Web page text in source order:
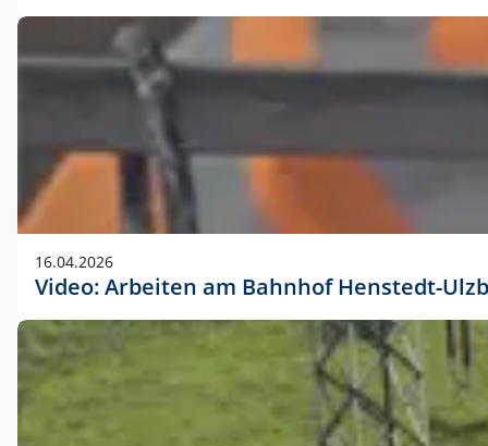
16.04.2026
Video: Arbeiten am Bahnhof Henstedt-